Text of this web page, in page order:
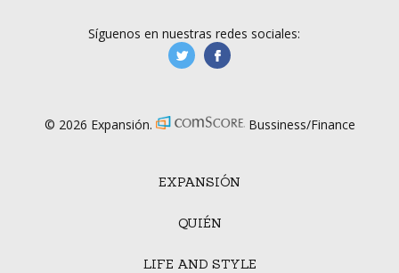
EXPANSIÓN
QUIÉN
LIFE AND STYLE
Síguenos en nuestras redes sociales:
manufacturaGE
© 2026 Expansión. Bussiness/Finance